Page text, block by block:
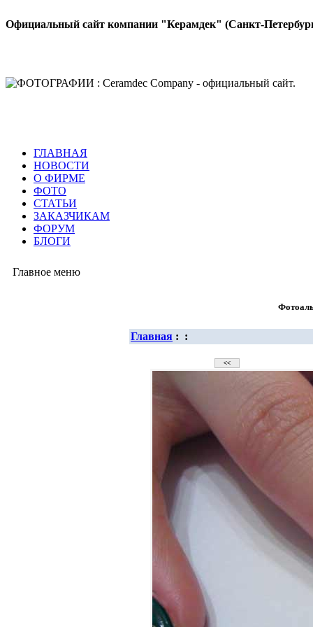
Официальный сайт компании "Керамдек" (Санкт-
ГЛАВНАЯ
НОВОСТИ
О ФИРМЕ
ФОТО
СТАТЬИ
ЗАКАЗЧИКАМ
ФОРУМ
БЛОГИ
Главное меню
Главная : :